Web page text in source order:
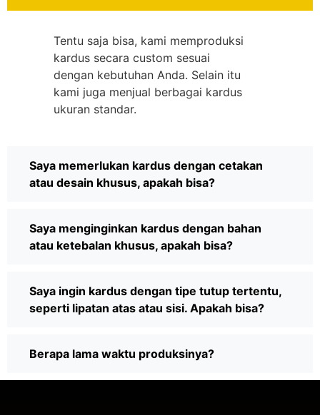
Tentu saja bisa, kami memproduksi
kardus secara custom sesuai
dengan kebutuhan Anda. Selain itu
kami juga menjual berbagai kardus
ukuran standar.
Saya memerlukan kardus dengan cetakan
atau desain khusus, apakah bisa?
Saya menginginkan kardus dengan bahan
atau ketebalan khusus, apakah bisa?
Saya ingin kardus dengan tipe tutup tertentu,
seperti lipatan atas atau sisi. Apakah bisa?
Berapa lama waktu produksinya?